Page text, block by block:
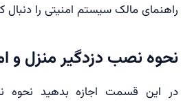
راهنمای مالک سیستم امنیتی را دنبال
نحوه نصب دزدگیر منزل و
در این قسمت اجازه بدهید نحوه